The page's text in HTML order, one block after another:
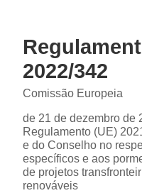
2022/342
Comissão Europeia
de 21 de dezembro de
Regulamento (UE)
e do Conselho no
específicos e aos
de projetos
renováveis